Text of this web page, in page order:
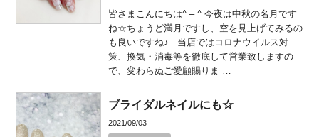
皆さまこんにちは^ – ^ 今夜は中秋の名月です
ね☆ちょうど満月ですし、空を見上げてみるの
も良いですね♪ 当店ではコロナウイルス対
策、換気・消毒等を徹底して営業致しますの
で、変わらぬご愛顧賜りま …
ブライダルネイルにも☆
2021/09/03